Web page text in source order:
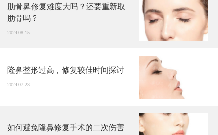
肋骨鼻修复难度大吗？还要重新取
肋骨吗？
2024-08-15
隆鼻整形过高，修复较佳时间探讨
2024-07-23
如何避免隆鼻修复手术的二次伤害